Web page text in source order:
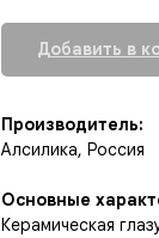
Добавить в
Производитель:
Алсилика, Россия
Основные
Керамическая